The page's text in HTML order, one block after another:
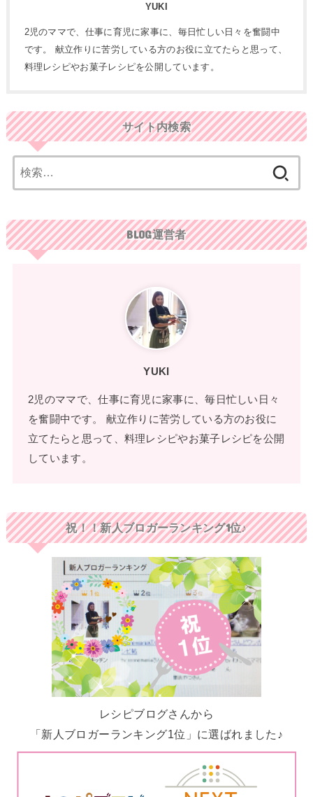
YUKI
2児のママで、仕事に育児に家事に、毎日忙しい日々を奮闘中
です。 献立作りに苦労している方のお役に立てたらと思って、
料理レシピやお菓子レシピを公開しています。
サイト内検索
索:
BLOG運営者
YUKI
2児のママで、仕事に育児に家事に、毎日忙しい日々
を奮闘中です。 献立作りに苦労している方のお役に
立てたらと思って、料理レシピやお菓子レシピを公開
しています。
祝！！新人ブロガーランキング1位♪
レシピブログさんから
「新人ブロガーランキング1位」に選ばれました♪